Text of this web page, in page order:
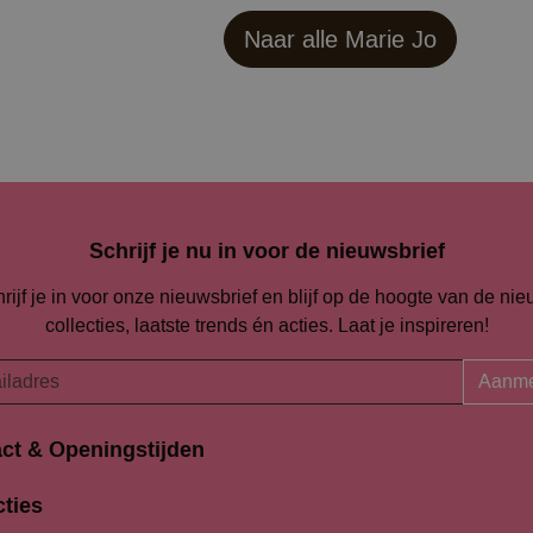
Naar alle Marie Jo
Schrijf je nu in voor de nieuwsbrief
je in voor onze nieuwsbrief en blijf op de hoogte van de
collecties, laatste trends én acties. Laat je inspireren!
& Openingstijden
94-96